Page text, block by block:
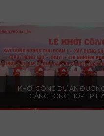
KHỞI CÔNG DỰ ÁN
CẢNG TỔNG HỢP TP